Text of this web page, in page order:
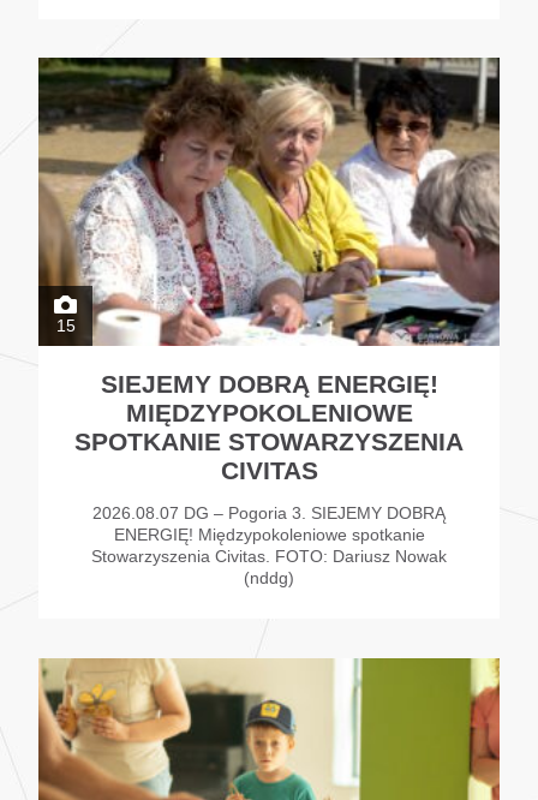
15
SIEJEMY DOBRĄ ENERGIĘ!
MIĘDZYPOKOLENIOWE
SPOTKANIE STOWARZYSZENIA
CIVITAS
2026.08.07 DG – Pogoria 3. SIEJEMY DOBRĄ
ENERGIĘ! Międzypokoleniowe spotkanie
Stowarzyszenia Civitas. FOTO: Dariusz Nowak
(nddg)